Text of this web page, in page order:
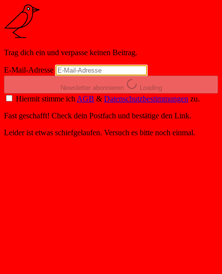
Trag dich ein und verpasse keinen Beitrag.
E-Mail-Adresse
Newsletter abonnieren Loading
Hiermit stimme ich AGB & Datenschutzbestimmungen zu.
Fast geschafft! Check dein Postfach und bestätige den Link.
Leider ist etwas schiefgelaufen. Versuch es bitte noch einmal.